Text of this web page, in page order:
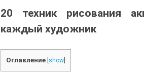
20 техник рисования
каждый художник
Оглавление show]